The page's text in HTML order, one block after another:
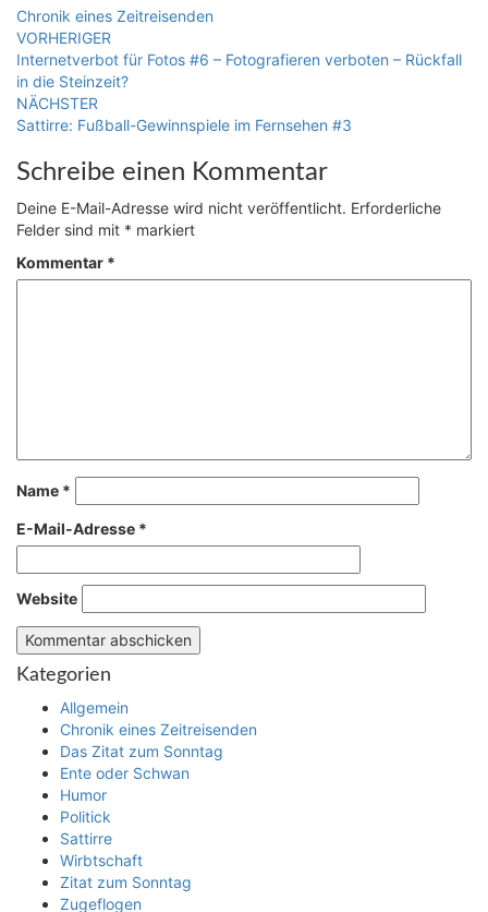
Chronik eines Zeitreisenden
Beitragsnavigation
VORHERIGER
Internetverbot für Fotos #6 – Fotografieren verboten – Rückfall
in die Steinzeit?
NÄCHSTER
Sattirre: Fußball-Gewinnspiele im Fernsehen #3
Schreibe einen Kommentar
Deine E-Mail-Adresse wird nicht veröffentlicht. Erforderliche
Felder sind mit * markiert
Kommentar *
Name *
E-Mail-Adresse *
Website
Kategorien
Allgemein
Chronik eines Zeitreisenden
Das Zitat zum Sonntag
Ente oder Schwan
Humor
Politick
Sattirre
Wirbtschaft
Zitat zum Sonntag
Zugeflogen